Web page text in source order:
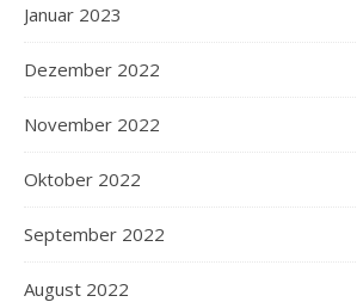
Januar 2023
Dezember 2022
November 2022
Oktober 2022
September 2022
August 2022